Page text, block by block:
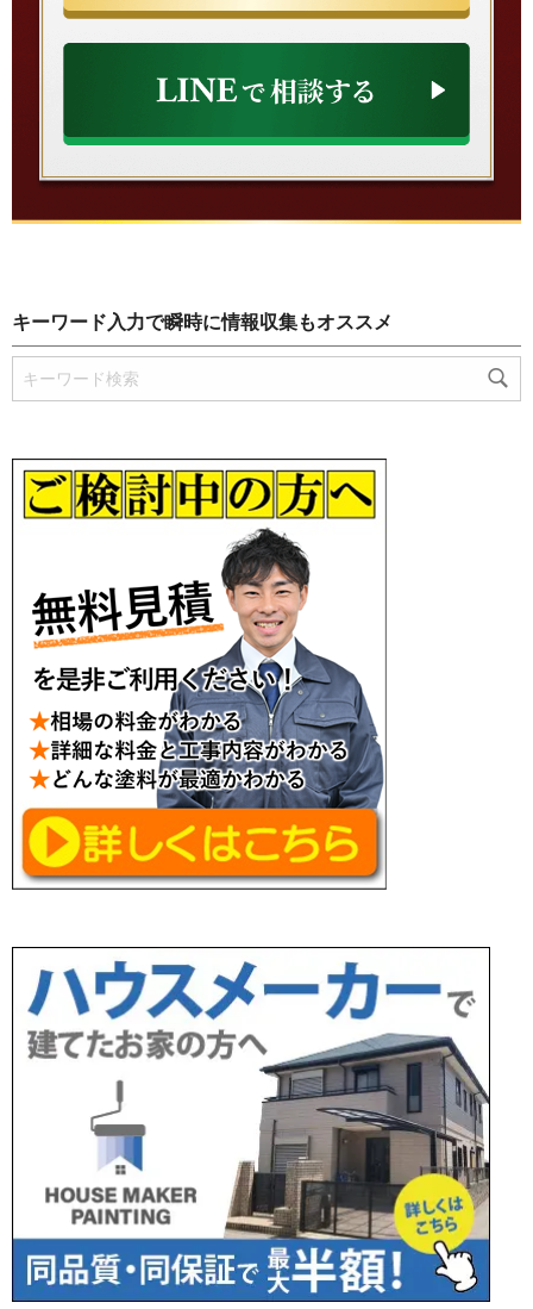
キーワード入力で瞬時に情報収集もオススメ